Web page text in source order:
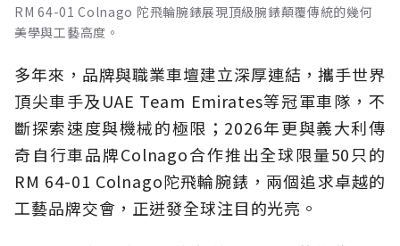
RM 64-01 Colnago 陀飛輪腕錶展現頂級腕錶顛覆傳統的幾何
美學與工藝高度。
多年來，品牌與職業車壇建立深厚連結，攜手世界
頂尖車手及UAE Team Emirates等冠軍車隊，不
斷探索速度與機械的極限；2026年更與義大利傳
奇自行車品牌Colnago合作推出全球限量50只的
RM 64-01 Colnago陀飛輪腕錶，兩個追求卓越的
工藝品牌交會，正迸發全球注目的光亮。